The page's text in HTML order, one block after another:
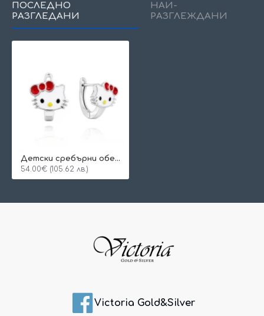
ПОСЛЕДНО
РАЗГЛЕДАНИ
НАЙ-
РАЗГЛЕЖДАНИ
Детски сребърни обеци Kitty
54.00€ (105.62 лв.)
Victoria Gold&Silver